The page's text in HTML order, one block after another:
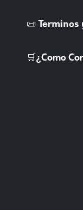
📜 Terminos
🛒¿Como